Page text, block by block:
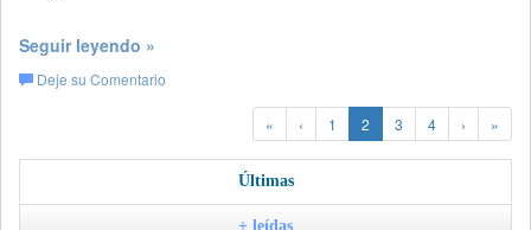
Seguir leyendo »
Deje su Comentario
« ‹ 1 2 3 4 › »
Últimas
+ leídas